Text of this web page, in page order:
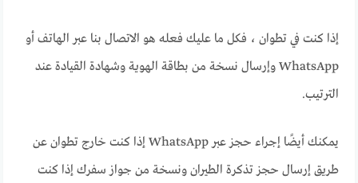
إذا كنت في تطوان ، فكل ما عليك فعله هو الاتصال بنا عبر الهاتف أو
WhatsApp وإرسال نسخة من بطاقة الهوية وشهادة القيادة عند
الترتيب.
يمكنك أيضًا إجراء حجز عبر WhatsApp إذا كنت خارج تطوان عن
طريق إرسال حجز تذكرة الطيران ونسخة من جواز سفرك إذا كنت